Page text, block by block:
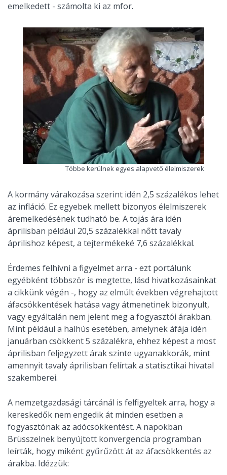
emelkedett - számolta ki az mfor.
Többe kerülnek egyes alapvető élelmiszerek
A kormány várakozása szerint idén 2,5 százalékos lehet
az infláció. Ez egyebek mellett bizonyos élelmiszerek
áremelkedésének tudható be. A tojás ára idén
áprilisban például 20,5 százalékkal nőtt tavaly
áprilishoz képest, a tejtermékeké 7,6 százalékkal.
Érdemes felhívni a figyelmet arra - ezt portálunk
egyébként többször is megtette, lásd hivatkozásainkat
a cikkünk végén -, hogy az elmúlt években végrehajtott
áfacsökkentések hatása vagy átmenetinek bizonyult,
vagy egyáltalán nem jelent meg a fogyasztói árakban.
Mint például a halhús esetében, amelynek áfája idén
januárban csökkent 5 százalékra, ehhez képest a most
áprilisban feljegyzett árak szinte ugyanakkorák, mint
amennyit tavaly áprilisban felírtak a statisztikai hivatal
szakemberei.
A nemzetgazdasági tárcánál is felfigyeltek arra, hogy a
kereskedők nem engedik át minden esetben a
fogyasztónak az adócsökkentést. A napokban
Brüsszelnek benyújtott konvergencia programban
leírták, hogy miként gyűrűzött át az áfacsökkentés az
árakba. Idézzük: